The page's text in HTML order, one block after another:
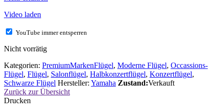
Video laden
YouTube immer entsperren
Nicht vorrätig
Kategorien: PremiumMarkenFlügel, Moderne Flügel, Occassions-
Flügel, Flügel, Salonflügel, Halbkonzertflügel, Konzertflügel,
Schwarze Flügel Hersteller: Yamaha Zustand:Verkauft
Zurück zur Übersicht
Drucken